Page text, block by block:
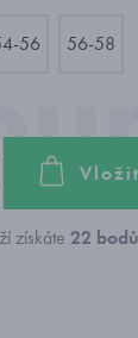
56 56-58
získáte 22 bodů